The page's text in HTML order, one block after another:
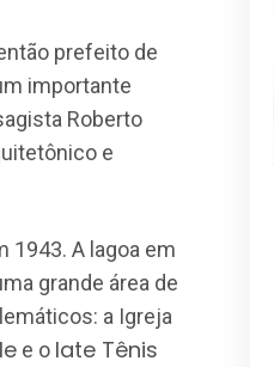
prefeito de
importante
Roberto
e
1943. A lagoa em
grande área de
a Igreja
e o Iate Tênis